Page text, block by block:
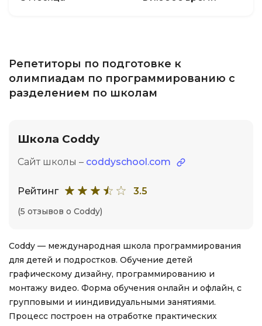
Репетиторы по подготовке к
олимпиадам по программированию с
разделением по школам
Школа Coddy
Сайт школы – coddyschool.com
Рейтинг 3.5
(5 отзывов о Coddy)
Coddy — международная школа программирования
для детей и подростков. Обучение детей
графическому дизайну, программированию и
монтажу видео. Форма обучения онлайн и офлайн, с
групповыми и ииндивидуальными занятиями.
Процесс построен на отработке практических